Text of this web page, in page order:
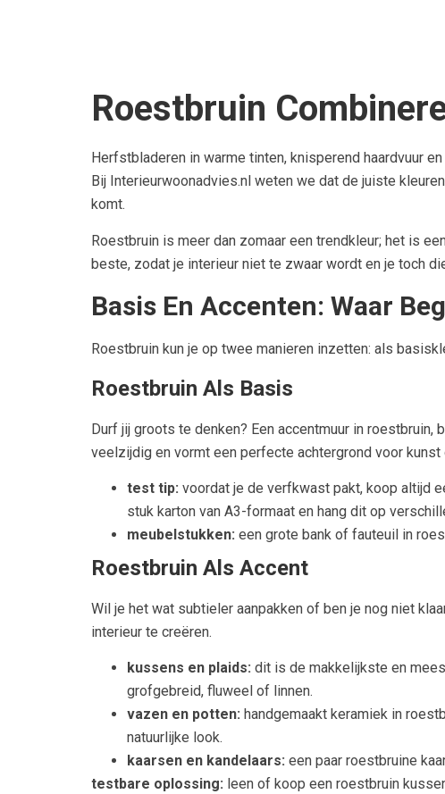
Roestbruin
Herfstbladeren in warme tinten, knisperend haardvuur
Bij Interieurwoonadvies.nl weten we dat de juiste
komt.
Roestbruin is meer dan zomaar een trendkleur; het is
beste, zodat je interieur niet te zwaar wordt en je toch
Basis En Accenten: Waar
Roestbruin kun je op twee manieren inzetten: als
Roestbruin Als Basis
Durf jij groots te denken? Een accentmuur in
veelzijdig en vormt een perfecte achtergrond voor kunst
test tip: voordat je de verfkwast pakt, koop altijd
stuk karton van A3-formaat en hang dit op
meubelstukken: een grote bank of fauteuil in
Roestbruin Als Accent
Wil je het wat subtieler aanpakken of ben je nog niet
interieur te creëren.
kussens en plaids: dit is de makkelijkste en
grofgebreid, fluweel of linnen.
vazen en potten: handgemaakt keramiek in
natuurlijke look.
kaarsen en kandelaars: een paar roestbruine
testbare oplossing: leen of koop een roestbruin